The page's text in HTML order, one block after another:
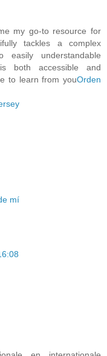
my go-to resource for
tackles a complex
understandable
both accessible and
to learn from youOrden
mí